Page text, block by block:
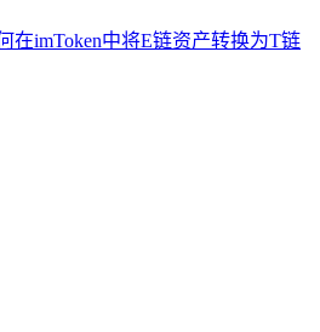
在imToken中将E链资产转换为T链